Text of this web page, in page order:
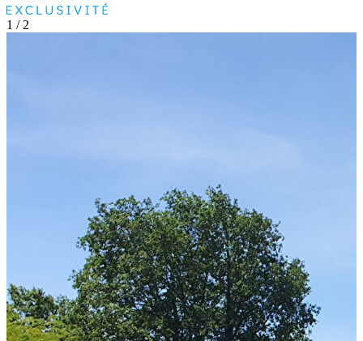
1 / 2